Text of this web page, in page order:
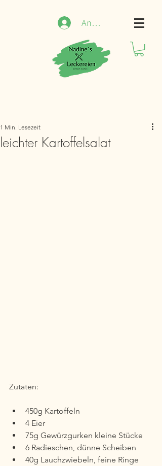
Anmelden
leichter Kartoffelsalat
1 Min. Lesezeit
Zutaten:
450g Kartoffeln
4 Eier
75g Gewürzgurken kleine Stücke
6 Radieschen, dünne Scheiben
40g Lauchzwiebeln, feine Ringe